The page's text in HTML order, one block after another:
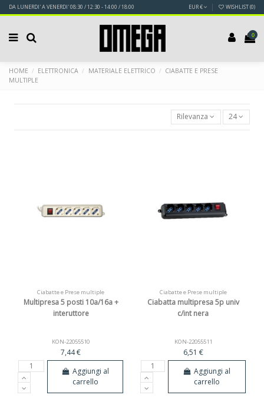
DA LUNERDI' A VENERDI' 08:30 / 12:30 - 14:00 / 18:00 EUR € WISHLIST (0)
0
HOME ELETTRONICA MATERIALE ELETTRICO
CIABATTE E PRESE
MULTIPLE
Rilevanza 24
Ciabatte e Prese multiple
Multipresa 5 posti 10a/16a +
interuttore
KON-22055510
7,44 €
Aggiungi al
carrello
Ciabatte e Prese multiple
Ciabatta multipresa 5p univ
c/int nera
KON-22055511
6,51 €
Aggiungi al
carrello